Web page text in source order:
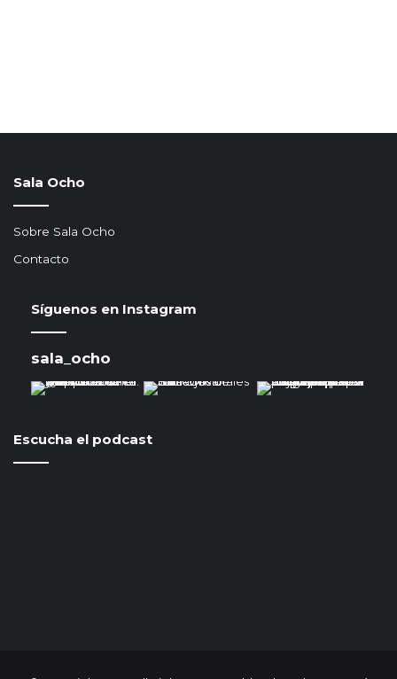
Sala Ocho
Sobre Sala Ocho
Contacto
Síguenos en Instagram
sala_ocho
Escucha el podcast